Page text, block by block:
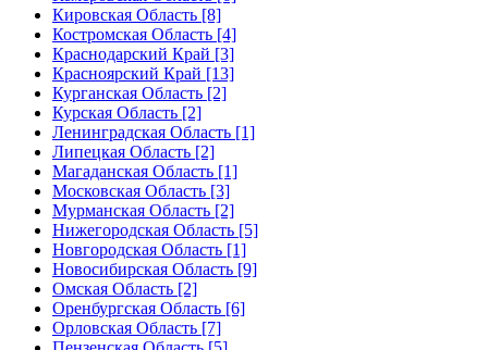
Кировская Область [8]
Костромская Область [4]
Краснодарский Край [3]
Красноярский Край [13]
Курганская Область [2]
Курская Область [2]
Ленинградская Область [1]
Липецкая Область [2]
Магаданская Область [1]
Московская Область [3]
Мурманская Область [2]
Нижегородская Область [5]
Новгородская Область [1]
Новосибирская Область [9]
Омская Область [2]
Оренбургская Область [6]
Орловская Область [7]